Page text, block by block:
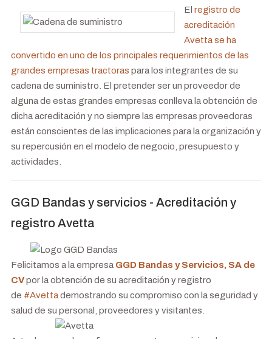
El registro de
acreditación
Avetta se ha
convertido en uno de los principales requerimientos de las
grandes empresas tractoras para los integrantes de su
cadena de suministro. El pretender ser un proveedor de
alguna de estas grandes empresas conlleva la obtención de
dicha acreditación y no siempre las empresas proveedoras
están conscientes de las implicaciones para la organización y
su repercusión en el modelo de negocio, presupuesto y
actividades.
GGD Bandas y servicios - Acreditación y
registro Avetta
Felicitamos a la empresa GGD Bandas y Servicios, SA de
CVpor la obtención de su acreditación y registro
de #Avettademostrando su compromiso con la seguridad y
salud de su personal, proveedores y visitantes.